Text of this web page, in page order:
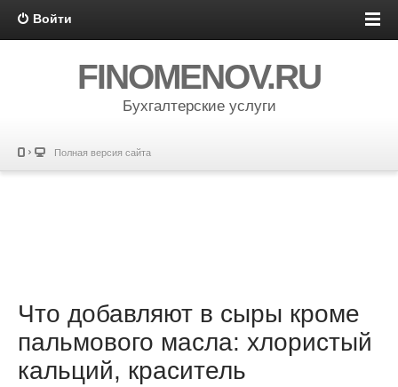
Войти
FINOMENOV.RU
Бухгалтерские услуги
Полная версия сайта
Что добавляют в сыры кроме
пальмового масла: хлористый
кальций, краситель